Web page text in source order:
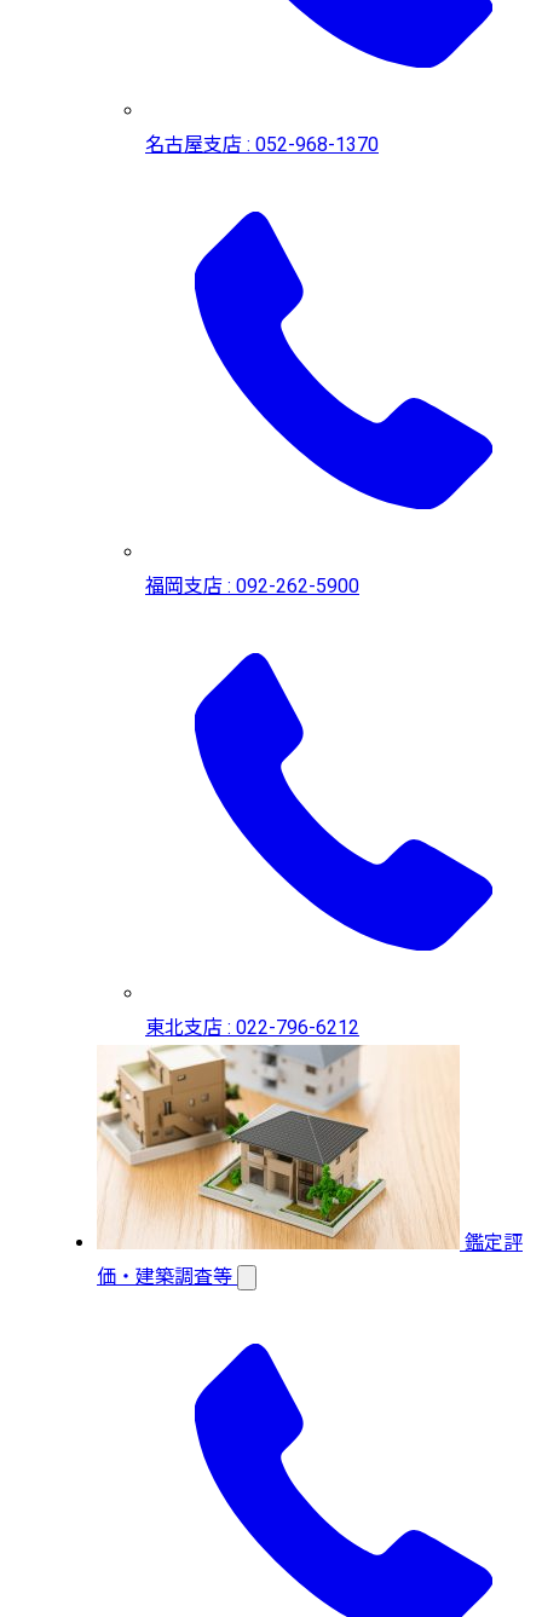
名古屋支店 : 052-968-1370
福岡支店 : 092-262-5900
東北支店 : 022-796-6212
鑑定評
価・建築調査等